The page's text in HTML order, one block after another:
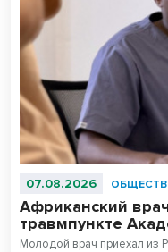
07.08.2026
Африканский
травмпункте
Молодой врач приехал из